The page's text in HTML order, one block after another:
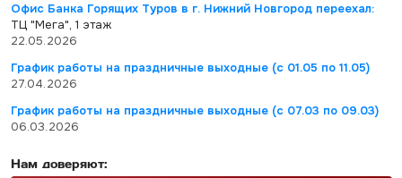
Офис Банка Горящих Туров в г. Нижний Новгород переехал:
ТЦ "Мега", 1 этаж
22.05.2026
График работы на праздничные выходные (с 01.05 по 11.05)
27.04.2026
График работы на праздничные выходные (с 07.03 по 09.03)
06.03.2026
Нам доверяют: